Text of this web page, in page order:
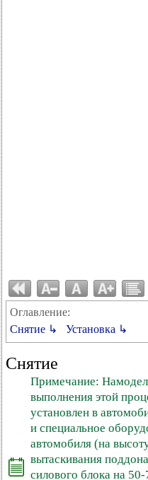
Оглавление:
Снятие ↳
Установка ↳
Снятие
Примечание:
выполнения этой
установлен в
и специальное
автомобиля (на
вытаскивания
силового блока на